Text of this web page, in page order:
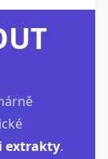
extrakty.